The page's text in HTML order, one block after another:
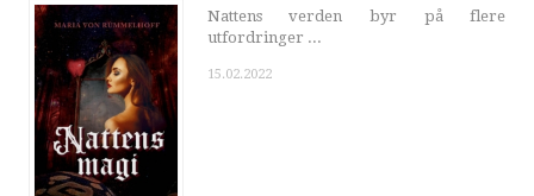
Nattens verden byr på flere
utfordringer ...
15.02.2022